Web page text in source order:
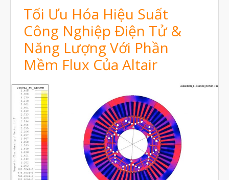
Tháng Bảy 2022
Tháng Sáu 2022
Tháng Năm 2022
Tháng Tư 2022
Tháng Hai 2022
Tháng Một 2022
Tháng Mười Hai 2021
Tháng Mười Một 2021
Tháng Mười 2021
Tối Ưu Hóa Hiệu Suất
Công Nghiệp Điện Tử &
Năng Lượng Với Phần
Mềm Flux Của Altair